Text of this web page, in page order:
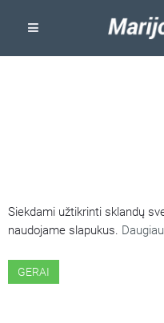
Siekdami užtikrinti sklandų
naudojame slapukus.
GERAI